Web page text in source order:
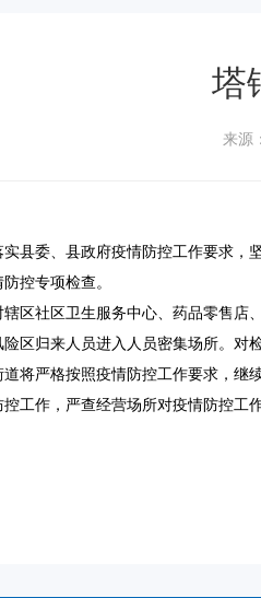
塔
来源
实县委、县政府疫情防控工作要求，
控专项检查。
区社区卫生服务中心、药品零售店
区归来人员进入人员密集场所。对
道将严格按照疫情防控工作要求，继
工作，严查经营场所对疫情防控工